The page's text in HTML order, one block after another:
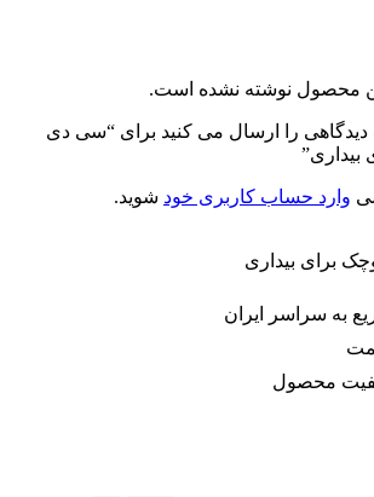
محصول نوشته نشده است.
دیدگاهی را ارسال می کنید برای “سی دی
بیداری”
وارد حساب کاربری خود شوید.
برای بیداری
به سراسر ایران
محصول